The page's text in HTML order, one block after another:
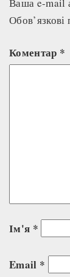
Ваша e-mail
Обов’язкові
Коментар *
Ім'я *
Email *